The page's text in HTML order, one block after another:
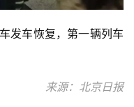
发车恢复，第一辆列车
来源：北京日报